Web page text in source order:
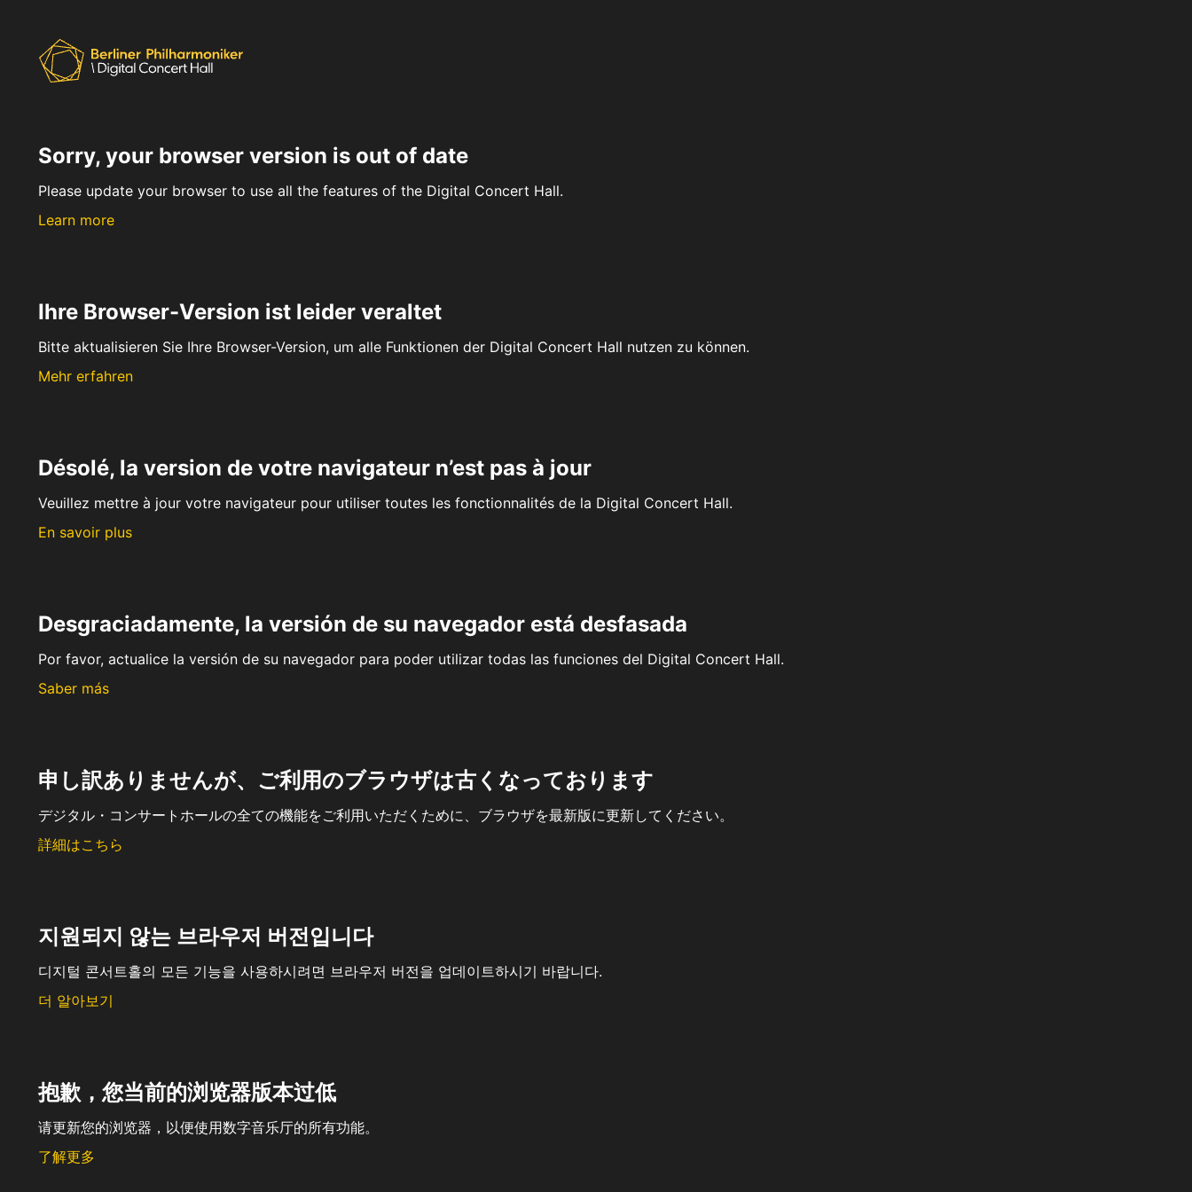
Sorry, your browser version is out of date
Please update your browser to use all the features of the Digital Concert Hall.
Learn more
Ihre Browser-Version ist leider veraltet
Bitte aktualisieren Sie Ihre Browser-Version, um alle Funktionen der Digital Concert Hall nutzen zu können.
Mehr erfahren
Désolé, la version de votre navigateur n’est pas à jour
Veuillez mettre à jour votre navigateur pour utiliser toutes les fonctionnalités de la Digital Concert Hall.
En savoir plus
Desgraciadamente, la versión de su navegador está desfasada
Por favor, actualice la versión de su navegador para poder utilizar todas las funciones del Digital Concert Hall.
Saber más
申し訳ありませんが、ご利用のブラウザは古くなっております
デジタル・コンサートホールの全ての機能をご利用いただくために、ブラウザを最新版に更新してください。
詳細はこちら
지원되지 않는 브라우저 버전입니다
디지털 콘서트홀의 모든 기능을 사용하시려면 브라우저 버전을 업데이트하시기 바랍니다.
더 알아보기
抱歉，您当前的浏览器版本过低
请更新您的浏览器，以便使用数字音乐厅的所有功能。
了解更多